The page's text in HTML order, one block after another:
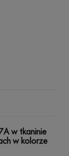
w tkaninie
w kolorze